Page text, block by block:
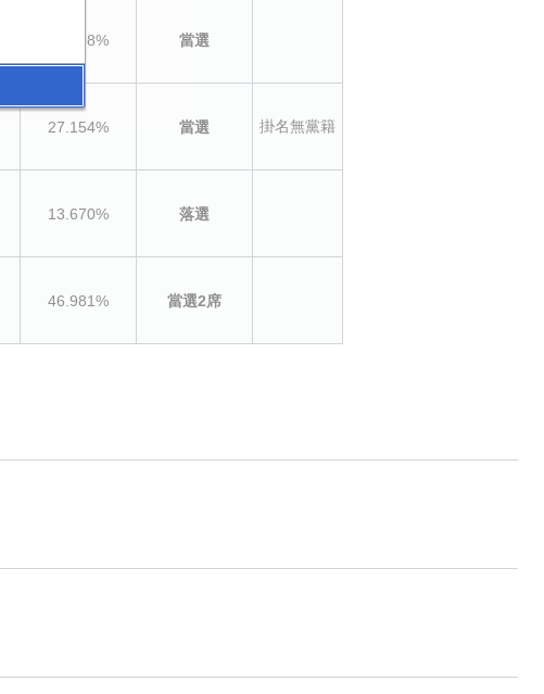
23.408% 當選
27.154% 當選 掛名無黨籍
13.670% 落選
46.981% 當選2席